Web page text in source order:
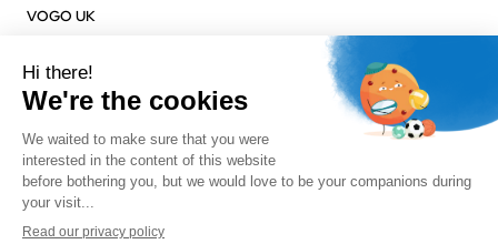
VOGO UK
Commerce Park
Frome, BA11 2FQ
UK
+ 44 1225 421 400